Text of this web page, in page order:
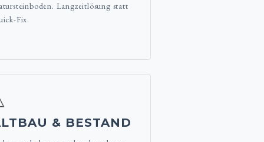
Langzeitlösung statt
Fix.
& BESTAND